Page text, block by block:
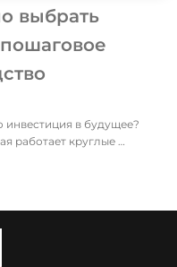
выбрать
в будущее?
работает круглые …